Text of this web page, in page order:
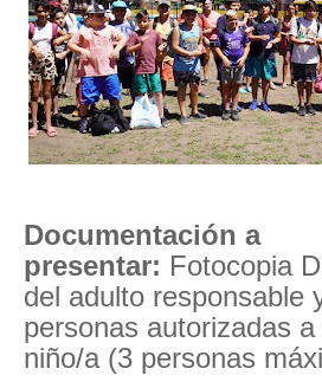
Documentación a
presentar: Fotocopia
del adulto responsable
personas autorizadas
niño/a (3 personas